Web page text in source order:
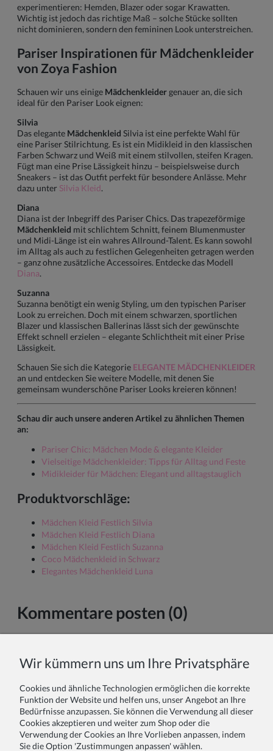
experimentieren: Hemden, Blazer oder sogar Krawatten.
Wichtig ist jedoch das richtige Maß – solche Stücke sollten
nicht dominieren, sondern den femininen Look unterstreichen.
Pariser Inspirationen für Mädchenkleider
von Zoya Fashion
Schauen wir uns einige Mädchenkleider genauer an, die sich
ideal für den Pariser Look eignen:
Silvia
Das elegante Mädchenkleid Silvia ist eine perfekte Wahl für
eine Pariser Stilrichtung. Es ist ein Midikleid in den klassischen
Farben Schwarz und Weiß mit einem stilvollen, steifen Kragen.
Fügt man eine Prise Lässigkeit hinzu – beispielsweise durch
Sneakers – ist das Outfit perfekt für besondere Anlässe. Mehr
dazu unter Silvia Kleid.
Diana
Diana ist der Inbegriff des Pariser Chics. Das trapezeförmige
Mädchenkleid mit schlichtem Schnitt, feinem Blumenmuster
und Midi-Länge ist ein wahres Allround-Talent. Es kann sowohl
im Alltag als auch zu festlichen Gelegenheiten getragen werden
– ganz ohne zusätzliche Accessoires. Entdecke das Modell
Diana.
Suzanna
Suzanna benötigt ein wenig Styling, um den typischen Pariser
Look zu erreichen. Doch mit einem schwarzen, sportlichen
Blazer und klassischen Ballerinas lässt sich der gewünschte
Effekt schnell erzielen – elegante Schlichtheit mit einer Prise
Lässigkeit.
Schauen Sie sich die Kategorie ELEGANTE MÄDCHENKLEIDER
an und entdecken Sie weitere Modelle, mit denen Sie
gemeinsam wunderschöne Pariser Looks kreieren können!
Schau dir auch unsere anderen Artikel zu ähnlichen Themen
an:
Pariser Chic: Mädchen Mode & elegante Kleider
Vielseitige Mädchenkleider: Tipps für Alltag und Feste
Midikleider für Mädchen: Elegant und alltagstauglich
Produktvorschläge:
Mädchen Kleid Festlich Silvia
Mädchen Kleid Festlich Diana
Mädchen Kleid Festlich Suzanna
Coco Mädchenkleid in Schwarz
Elegantes Mädchenkleid Luna
Kommentare posten (0)
Ihr Kommentar:
Wir kümmern uns um Ihre Privatsphäre
Cookies und ähnliche Technologien ermöglichen die korrekte
Funktion der Website und helfen uns, unser Angebot an Ihre
Bedürfnisse anzupassen. Sie können die Verwendung all dieser
Cookies akzeptieren und weiter zum Shop oder die
Verwendung der Cookies an Ihre Vorlieben anpassen, indem
Sie die Option 'Zustimmungen anpassen' wählen.